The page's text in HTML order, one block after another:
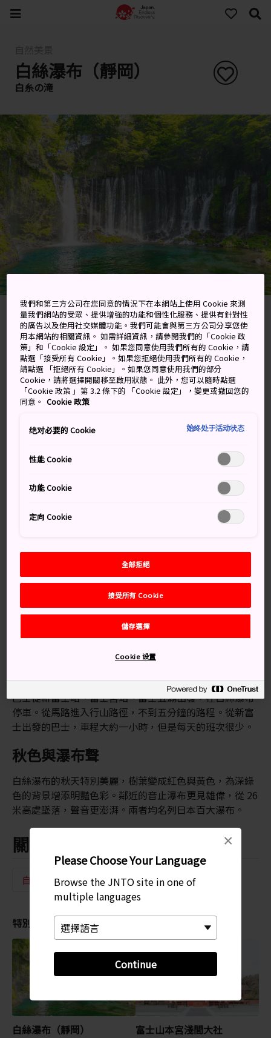
Please Choose Your Language
Browse the JNTO site in one of
multiple languages
Continue
×
白絲瀑布（靜岡）
白糸の滝
Kamiide, Fujinomiya-shi, Shizuoka-ken
在 Google 地圖上檢視
取得轉乘資訊
關鍵字 地圖
雪融為白緞奔流而下，變成令人
心醉神迷的瀑布
延伸 200 米後，從 20 米高墜下的白絲瀑布，在這一段路
有數百條的水流，從堅硬的火山岩壁湧出，成為富士山西
詩人經常歌詠白絲瀑布，此處亦已獲指定為國家名勝與天
交通方式
從數個不同的車站，乘搭巴士之後再步行一小段路，你可
巴士從新富士站、富士宮站、富士五湖出發，在白絲瀑布
停車。從馬路進入行山路徑，不到五分鐘的路程。從新富
士出發的巴士，車程大約一小時，但是每天的班次很少。
秋色與瀑布聲
白絲瀑布的秋天特別美麗，樹葉變成紅色與黃色，為深綠
色的背景增添明豔色彩。鄰近的音止瀑布更見雄偉，從 26
米高處墜落，聲音更澎湃。兩者均名列日本百大瀑布。
關鍵字
自然美景 瀑布
特別推薦
白絲瀑布（靜岡） 富士山本宮淺間大社
我們和第三方公司在您同意的情況下在本網站上使用 Cookie 來測
量我們網站的受眾、提供增強的功能和個性化服務、提供有針對性
的廣告以及使用社交媒體功能。我們可能會與第三方公司分享您使
用本網站的相關資訊。 如需詳細資訊，請參閱我們的「Cookie 政
策」和「Cookie 設定」。 如果您同意使用我們所有的 Cookie，請
點選「接受所有 Cookie」。如果您拒絕使用我們所有的 Cookie，
請點選 「拒絕所有 Cookie」。如果您同意使用我們的部分
Cookie，請將選擇開關移至啟用狀態。 此外，您可以隨時點選
「Cookie 政策 」第 3.2 條下的 「Cookie 設定」，變更或撤回您的
同意。 Cookie 政策
绝对必要的 Cookie 始终处于活动状态
性能 Cookie
功能 Cookie
定向 Cookie
全部拒絕
接受所有 Cookie
儲存選擇
Cookie 设置